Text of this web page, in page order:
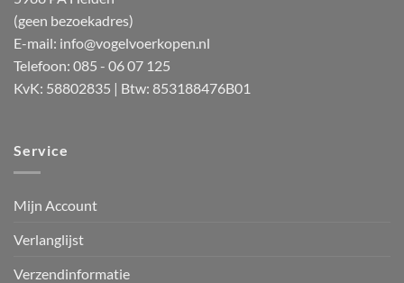
(geen bezoekadres)
E-mail: info@vogelvoerkopen.nl
Telefoon: 085 - 06 07 125
KvK: 58802835 | Btw: 853188476B01
Service
Mijn Account
Verlanglijst
Verzendinformatie